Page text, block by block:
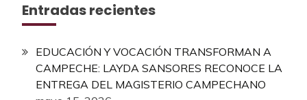
Entradas recientes
EDUCACIÓN Y VOCACIÓN TRANSFORMAN A
CAMPECHE: LAYDA SANSORES RECONOCE LA
ENTREGA DEL MAGISTERIO CAMPECHANO